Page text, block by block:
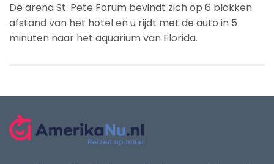
De arena St. Pete Forum bevindt zich op 6 blokken
afstand van het hotel en u rijdt met de auto in 5
minuten naar het aquarium van Florida.